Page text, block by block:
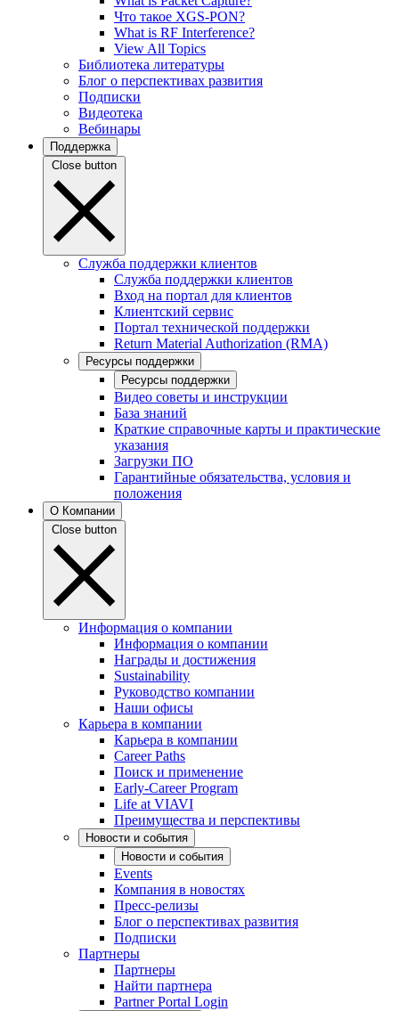
Что такое XGS-PON?
What is RF Interference?
View All Topics
Библиотека литературы
Блог о перспективах развития
Подписки
Видеотека
Вебинары
Поддержка
Close button
Служба поддержки клиентов
Служба поддержки клиентов
Вход на портал для клиентов
Клиентский сервис
Портал технической поддержки
Return Material Authorization (RMA)
Ресурсы поддержки
Ресурсы поддержки
Видео советы и инструкции
База знаний
Краткие справочные карты и практические
указания
Загрузки ПО
Гарантийные обязательства, условия и
положения
О Компании
Close button
Информация о компании
Информация о компании
Награды и достижения
Sustainability
Руководство компании
Наши офисы
Карьера в компании
Карьера в компании
Career Paths
Поиск и применение
Early-Career Program
Life at VIAVI
Преимущества и перспективы
Новости и события
Новости и события
Events
Компания в новостях
Пресс-релизы
Блог о перспективах развития
Подписки
Партнеры
Партнеры
Найти партнера
Partner Portal Login